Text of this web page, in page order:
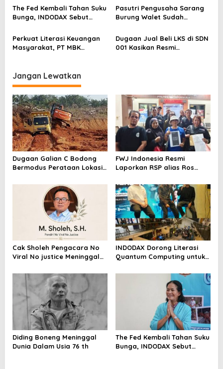
Blockchain
The Fed Kembali Tahan Suku
Bunga, INDODAX Sebut
Sentimen Pasar
Pasutri Pengusaha Sarang
Burung Walet Sudah
Pelapor Desak Polda Jambi
Segera Lakukan Penahanan
Perkuat Literasi Keuangan
Masyarakat, PT MBK
Dugaan Jual Beli LKS di SDN
001 Kasikan Resmi
Jangan Lewatkan
Dugaan Galian C Bodong
Bermodus Perataan Lokasi
Riau Akan Tinjauan Lokasi
FWJ Indonesia Resmi
Laporkan RSP alias Ros
Cak Sholeh Pengacara No
Viral No justice Meninggal
INDODAX Dorong Literasi
Quantum Computing untuk
Blockchain
Diding Boneng Meninggal
Dunia Dalam Usia 76 th
The Fed Kembali Tahan Suku
Bunga, INDODAX Sebut